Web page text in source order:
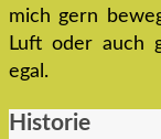
mich gern
Luft oder auch
egal.
Historie